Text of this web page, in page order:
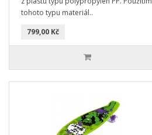
tohoto typu materiál..
799,00 Kč